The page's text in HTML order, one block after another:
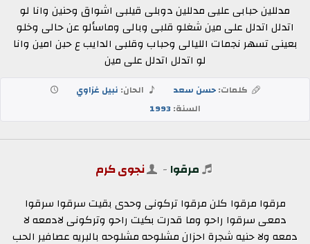
مدللين حبابى عليى مدللين دوبلى قيلبى اشواق وحنين وانا لو
اتدلل اتدلل على مين شغلو قلبى وبالى وماسألو عن حالى وخلو
بعينى تسهر نجمات الليالى وحباب وقلبى الدايب ع حبن امين وانا
لو اتدلل اتدلل على مين
كلمات:حسن سعد الحان: نبيل غزاوي
السنة:1993
مرقوا - نجوى كرم
مرقوا مرقوا كلن مرقوا تركونى وحدى بقيت سرقوا سرقوا
دمعى سرقوا راحو وما قدرت بكيت راحو وتركونى لادمعه لا
دمعه ولا حنيه شجرة احزان مشلوحه مشلوحه بالبريه عصافير الحب